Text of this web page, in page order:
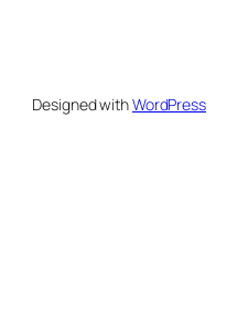
Designed withWordPress